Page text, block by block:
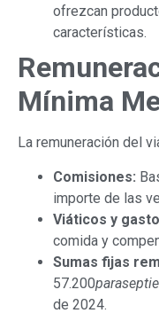
ofrezcan
características.
Mínima
La remuneración del
Comisiones:
importe de las
Viáticos y
comida y
Sumas fijas
57.200paraseptie
de 2024.